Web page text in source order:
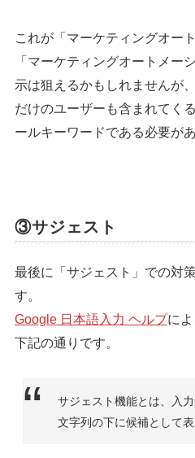
これが「マーケティングオー
「マーケティングオートメー
示は狙えるかもしれませんが
だけのユーザーも含まれてく
ールキーワードである必要があ
③サジェスト
最後に「サジェスト」での対
す。
Google 日本語入力 ヘルプに
下記の通りです。
サジェスト機能とは、入
文字列の下に候補として表